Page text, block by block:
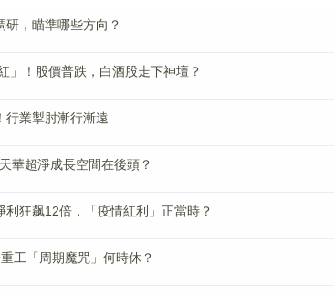
研，瞄準哪些方向？
」！股價普跌，白酒股走下神壇？
行業掣肘漸行漸遠
華超淨成長空間在後頭？
利狂飙12倍，「疫情紅利」正當時？
工「周期魔咒」何時休？